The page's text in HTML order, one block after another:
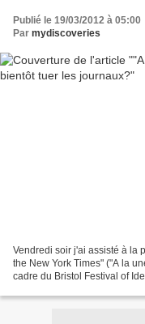
Publié le 19/03/2012 à 05:00
Par mydiscoveries
Vendredi soir j'ai assisté à la
the New York Times" ("A la
cadre du Bristol Festival of